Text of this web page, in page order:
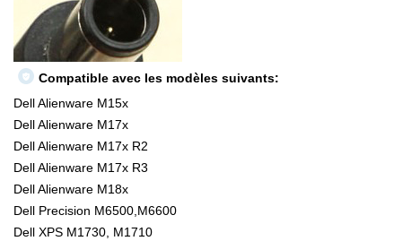
Compatible avec les modèles suivants:
Dell Alienware M15x
Dell Alienware M17x
Dell Alienware M17x R2
Dell Alienware M17x R3
Dell Alienware M18x
Dell Precision M6500,M6600
Dell XPS M1730, M1710